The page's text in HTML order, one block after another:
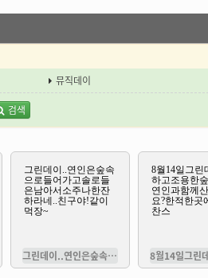
뮤직데이
검색
그린데이..연인은숲속으로들어가고솔로들